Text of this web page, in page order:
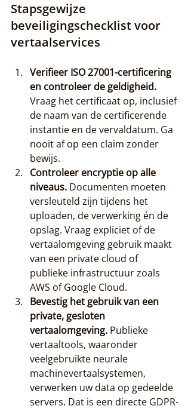
Stapsgewijze
beveiligingschecklist voor
vertaalservices
Verifieer ISO 27001-certificering
en controleer de geldigheid.
Vraag het certificaat op, inclusief
de naam van de certificerende
instantie en de vervaldatum. Ga
nooit af op een claim zonder
bewijs.
Controleer encryptie op alle
niveaus. Documenten moeten
versleuteld zijn tijdens het
uploaden, de verwerking én de
opslag. Vraag expliciet of de
vertaalomgeving gebruik maakt
van een private cloud of
publieke infrastructuur zoals
AWS of Google Cloud.
Bevestig het gebruik van een
private, gesloten
vertaalomgeving. Publieke
vertaaltools, waaronder
veelgebruikte neurale
machinevertaalsystemen,
verwerken uw data op gedeelde
servers. Dat is een directe GDPR-